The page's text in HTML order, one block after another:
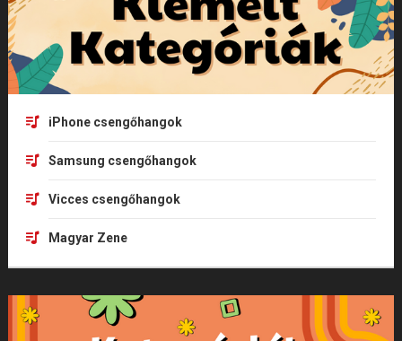
iPhone csengőhangok
Samsung csengőhangok
Vicces csengőhangok
Magyar Zene